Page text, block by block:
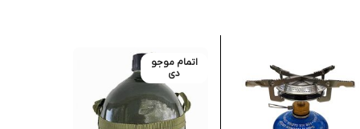
اتمام موجو
دی